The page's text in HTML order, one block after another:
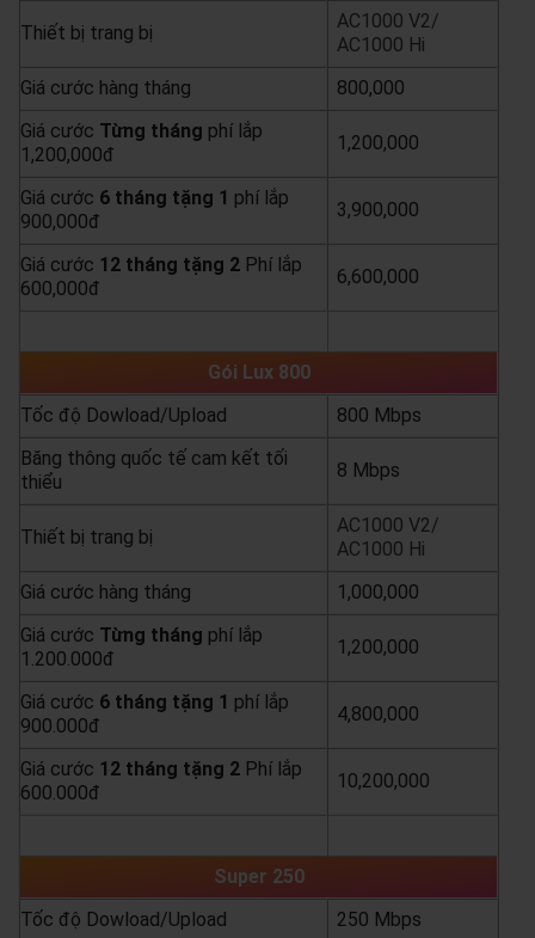
Thiết bị trang bị
AC1000 V2/
AC1000 Hi
Giá cước hàng tháng
800,000
Giá cước Từng tháng phí lắp
1,200,000đ
1,200,000
Giá cước 6 tháng tặng 1 phí lắp
900,000đ
3,900,000
Giá cước 12 tháng tặng 2 Phí lắp
600,000đ
6,600,000
Gói Lux 800
Tốc độ Dowload/Upload
800 Mbps
Băng thông quốc tế cam kết tối
thiểu
8 Mbps
Thiết bị trang bị
AC1000 V2/
AC1000 Hi
Giá cước hàng tháng
1,000,000
Giá cước Từng tháng phí lắp
1.200.000đ
1,200,000
Giá cước 6 tháng tặng 1 phí lắp
900.000đ
4,800,000
Giá cước 12 tháng tặng 2 Phí lắp
600.000đ
10,200,000
Super 250
Tốc độ Dowload/Upload
250 Mbps